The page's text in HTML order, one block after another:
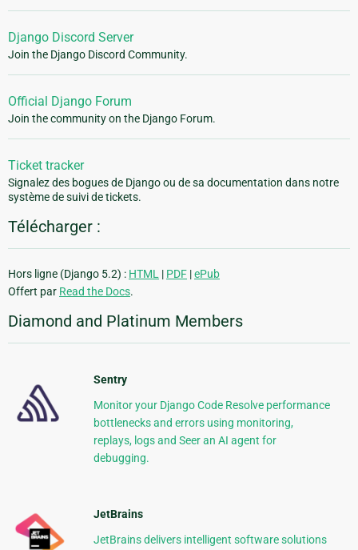
Django Discord Server
Join the Django Discord Community.
Official Django Forum
Join the community on the Django Forum.
Ticket tracker
Signalez des bogues de Django ou de sa documentation dans notre
système de suivi de tickets.
Télécharger :
Hors ligne (Django 5.2) : HTML | PDF |ePub
Offert par Read the Docs.
Diamond and Platinum Members
Sentry
Monitor your Django Code Resolve performance
bottlenecks and errors using monitoring,
replays, logs and Seer an AI agent for
debugging.
JetBrains
JetBrains delivers intelligent software solutions